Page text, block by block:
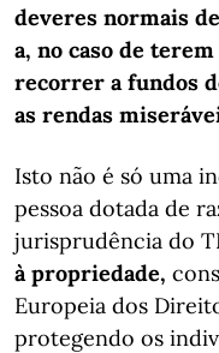
deveres normais
a, no caso de
recorrer a fundos
as rendas
Isto não é só uma
pessoa dotada de
jurisprudência do
à propriedade,
Europeia dos
protegendo os